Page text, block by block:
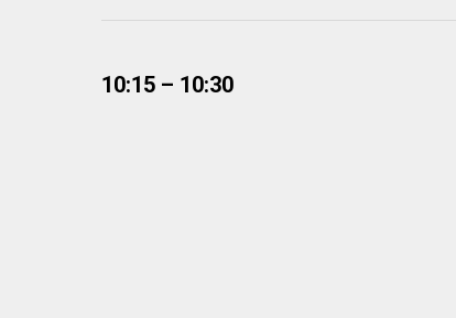
10:15 – 10:30